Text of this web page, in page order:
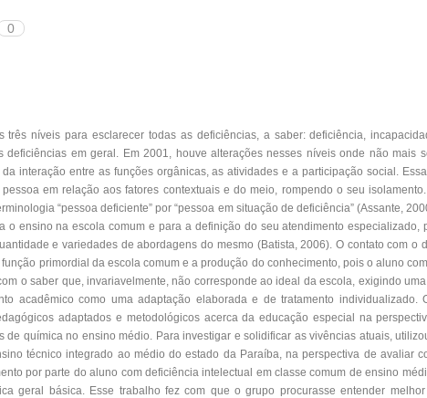
0
três níveis para esclarecer todas as deficiências, a saber: deficiência,
deficiências em geral. Em 2001, houve alterações nesses níveis onde não mais
interação entre as funções orgânicas, as atividades e a participação social.
em relação aos fatores contextuais e do meio, rompendo o seu
“pessoa deficiente” por “pessoa em situação de deficiência” (Assante,
o ensino na escola comum e para a definição do seu atendimento especializado,
e variedades de abordagens do mesmo (Batista, 2006). O contato com o
primordial da escola comum e a produção do conhecimento, pois o aluno
o saber que, invariavelmente, não corresponde ao ideal da escola, exigindo
acadêmico como uma adaptação elaborada e de tratamento individualizado.
adaptados e metodológicos acerca da educação especial na
de química no ensino médio. Para investigar e solidificar as vivências atuais,
técnico integrado ao médio do estado da Paraíba, na perspectiva de avaliar
por parte do aluno com deficiência intelectual em classe comum de ensino
geral básica. Esse trabalho fez com que o grupo procurasse entender